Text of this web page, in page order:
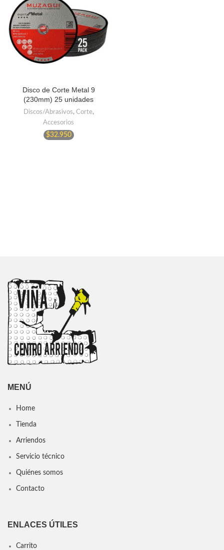
Disco de Corte Metal 9
(230mm) 25 unidades
Discos/Abrasivos, Corte,
Accesorios
$32.950
MENÚ
Home
Tienda
Arriendos
Servicio técnico
Quiénes somos
Contacto
ENLACES ÚTILES
Carrito